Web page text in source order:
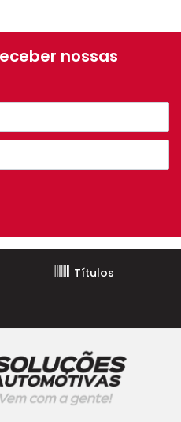
nossas
Títulos